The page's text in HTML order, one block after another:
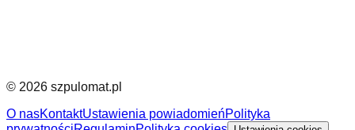
© 2026 szpulomat.pl
O nasKontaktUstawienia powiadomieńPolityka